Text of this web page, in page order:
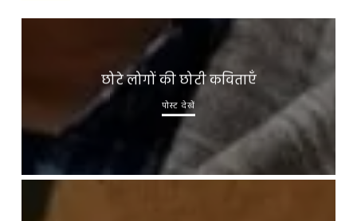
छोटे लोगों की छोटी कविताएँ
पोस्ट देखें